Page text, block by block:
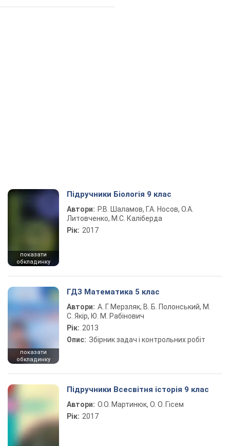
показати
обкладинку
Підручники Біологія 9 клас
Автори: Р.В. Шаламов, Г.А. Носов, О.А.
Литовченко, М.С. Каліберда
Рік: 2017
показати
обкладинку
ГДЗ Математика 5 клас
Автори: А. Г. Мерзляк, В. Б. Полонський, М.
С. Якір, Ю. М. Рабінович
Рік: 2013
Опис: Збірник задач і контрольних робіт
Підручники Всесвітня історія 9 клас
Автори: О.О. Мартинюк, О. О. Гісем
Рік: 2017